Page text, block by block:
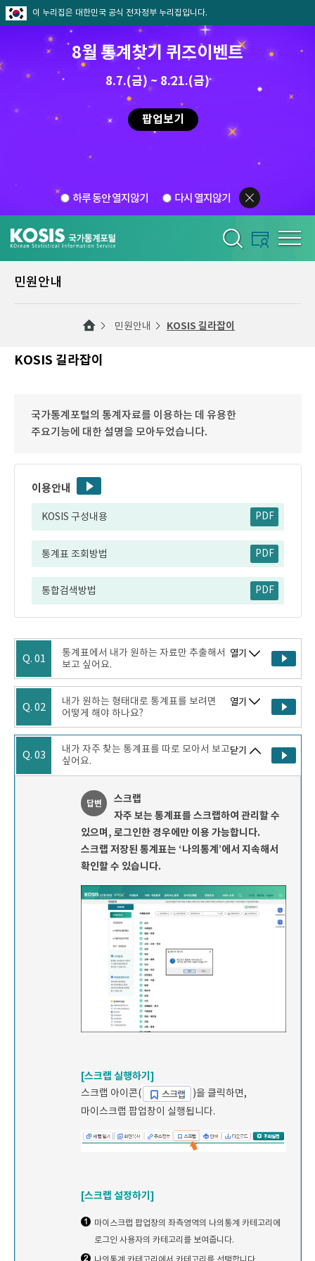
이 누리집은 대한민국 공식 전자정부 누리집입니다.
8월 통계찾기 퀴즈이벤트
8.7.(금) ~ 8.21.(금)
팝업보기
하루 동안 열지않기 다시 열지않기
민원안내
민원안내 KOSIS 길라잡이
KOSIS 길라잡이
국가통계포털의 통계자료를 이용하는 데 유용한
주요기능에 대한 설명을 모아두었습니다.
이용안내
KOSIS 구성내용 PDF
통계표 조회방법 PDF
통합검색방법 PDF
Q. 01
통계표에서 내가 원하는 자료만 추출해서
보고 싶어요.
열기
Q. 02
내가 원하는 형태대로 통계표를 보려면
어떻게 해야 하나요?
열기
Q. 03
내가 자주 찾는 통계표를 따로 모아서 보고
싶어요.
답변
스크랩
자주 보는 통계표를 스크랩하여 관리할 수
있으며, 로그인한 경우에만 이용 가능합니다.
스크랩 저장된 통계표는 ‘나의통계’에서 지속해서
확인할 수 있습니다.
[스크랩 실행하기]
스크랩 아이콘(
)을 클릭하면,
마이스크랩 팝업창이 실행됩니다.
[스크랩 설정하기]
마이스크랩 팝업창의 좌측영역의 나의통계 카테고리에
로그인 사용자의 카테고리를 보여줍니다.
닫기